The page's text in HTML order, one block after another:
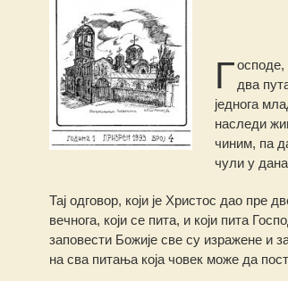
Господе,
два
једнога
наследи
чиним, па
чули у
Тај одговор, који је Христос дао пре
вечнога, који се пита, и који пита
заповести Божије све су изражене и
на сва питања која човек може да